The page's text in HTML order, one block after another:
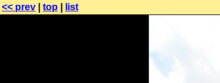
<< prev top list